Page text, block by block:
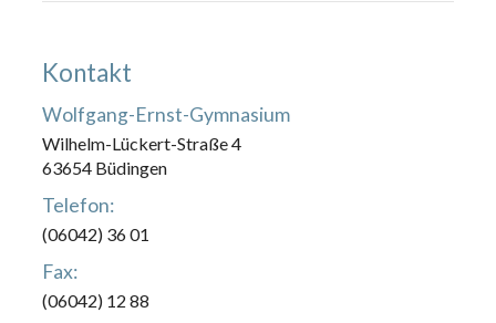
Kontakt
Wolfgang-Ernst-Gymnasium
Wilhelm-Lückert-Straße 4
63654 Büdingen
Telefon:
(06042) 36 01
Fax:
(06042) 12 88